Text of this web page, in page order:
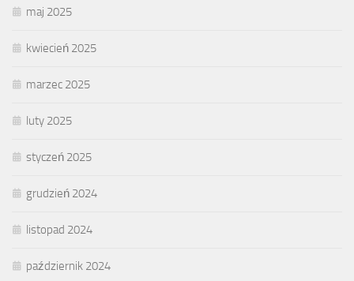
maj 2025
kwiecień 2025
marzec 2025
luty 2025
styczeń 2025
grudzień 2024
listopad 2024
październik 2024